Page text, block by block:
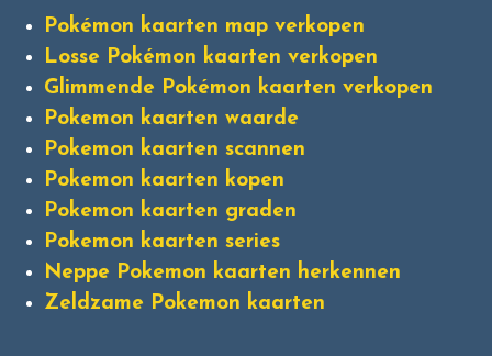
Pokémon kaarten map verkopen
Losse Pokémon kaarten verkopen
Glimmende Pokémon kaarten verkopen
Pokemon kaarten waarde
Pokemon kaarten scannen
Pokemon kaarten kopen
Pokemon kaarten graden
Pokemon kaarten series
Neppe Pokemon kaarten herkennen
Zeldzame Pokemon kaarten